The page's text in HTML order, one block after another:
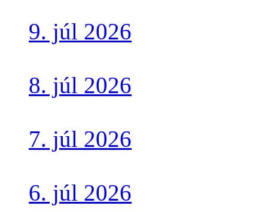
9. júl 2026
8. júl 2026
7. júl 2026
6. júl 2026